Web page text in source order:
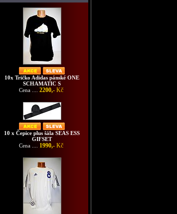
10x Tričko Adidas pánské ONE
SCHAMATIC S
Cena .... 2200,- Kč
10 x Čepice plus šála SEAS ESS
GIFSET
Cena .... 1990,- Kč